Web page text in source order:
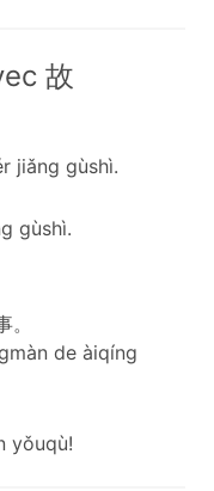
故
jiǎng gùshì.
gùshì.
de àiqíng
yǒuqù!